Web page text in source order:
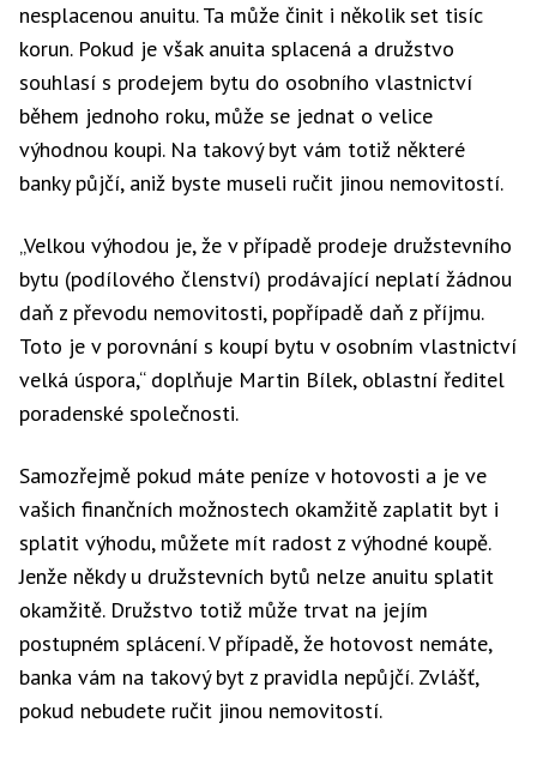
nesplacenou anuitu. Ta může činit i několik set tisíc
korun. Pokud je však anuita splacená a družstvo
souhlasí s prodejem bytu do osobního vlastnictví
během jednoho roku, může se jednat o velice
výhodnou koupi. Na takový byt vám totiž některé
banky půjčí, aniž byste museli ručit jinou nemovitostí.
„Velkou výhodou je, že v případě prodeje družstevního
bytu (podílového členství) prodávající neplatí žádnou
daň z převodu nemovitosti, popřípadě daň z příjmu.
Toto je v porovnání s koupí bytu v osobním vlastnictví
velká úspora,“ doplňuje Martin Bílek, oblastní ředitel
poradenské společnosti.
Samozřejmě pokud máte peníze v hotovosti a je ve
vašich finančních možnostech okamžitě zaplatit byt i
splatit výhodu, můžete mít radost z výhodné koupě.
Jenže někdy u družstevních bytů nelze anuitu splatit
okamžitě. Družstvo totiž může trvat na jejím
postupném splácení. V případě, že hotovost nemáte,
banka vám na takový byt z pravidla nepůjčí. Zvlášť,
pokud nebudete ručit jinou nemovitostí.